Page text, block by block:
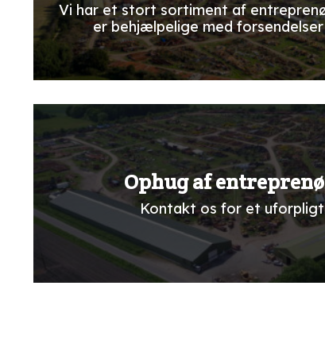
Vi har et stort sortiment af
er behjælpelige med
Ophug af
Kontakt os for et